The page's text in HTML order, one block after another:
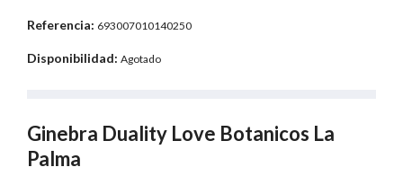
Referencia: 693007010140250
Disponibilidad: Agotado
Ginebra Duality Love Botanicos La
Palma